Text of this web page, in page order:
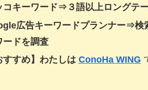
コキーワード⇒３語以上ロングテ
広告キーワードプランナー⇒検
ードを調査
すすめ】わたしは ConoHa WING